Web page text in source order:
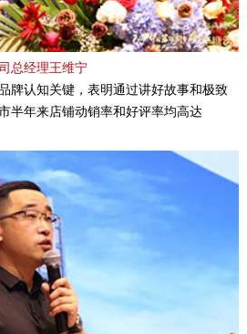
总经理王维宁
牌认知关键，表明通过讲好故事和极致
半年来店铺动销率和好评率均高达